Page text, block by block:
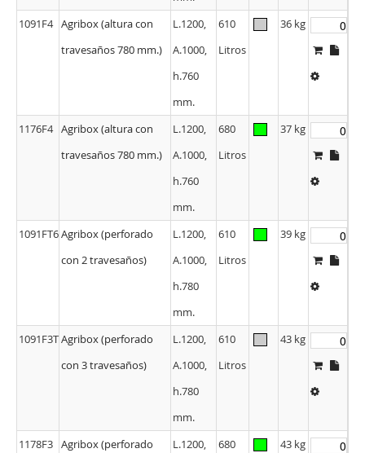
1091F4 Agribox (altura con
travesaños 780 mm.)
L.1200,
A.1000,
h.760
mm.
610
Litros
36 kg
1176F4 Agribox (altura con
travesaños 780 mm.)
L.1200,
A.1000,
h.760
mm.
680
Litros
37 kg
1091FT6Agribox (perforado
con 2 travesaños)
L.1200,
A.1000,
h.780
mm.
610
Litros
39 kg
1091F3TAgribox (perforado
con 3 travesaños)
L.1200,
A.1000,
h.780
mm.
610
Litros
43 kg
1178F3 Agribox (perforado
L.1200,
680
43 kg